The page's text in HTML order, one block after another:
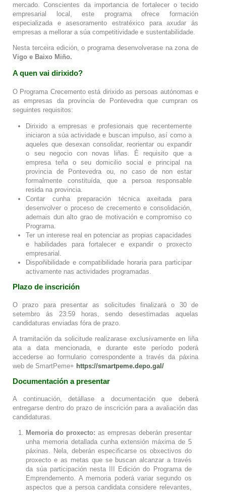
mercado. Conscientes da importancia de fortalecer o tecido
empresarial local, este programa ofrece formación
especializada e asesoramento estratéxico para axudar ás
empresas a mellorar a súa competitividade e sustentabilidade.
Nesta terceira edición, o programa desenvolverase na zona de
Vigo e Baixo Miño.
A quen vai dirixido?
O Programa Crecemento está dirixido as persoas autónomas e
as empresas da provincia de Pontevedra que cumpran os
seguintes requisitos:
Dirixido a empresas e profesionais que recentemente
iniciaron a súa actividade e buscan impulso, así como a
aqueles que desexan consolidar, reorientar ou expandir
o seu negocio con novas liñas. É requisito que a
empresa teña o seu domicilio social e principal na
provincia de Pontevedra ou, no caso de non estar
formalmente constituída, que a persoa responsable
resida na provincia.
Contar cunha preparación técnica axeitada para
desenvolver o proceso de crecemento e consolidación,
ademais dun alto grao de motivación e compromiso co
Programa.
Ter un interese real en potenciar as propias capacidades
e habilidades para fortalecer e expandir o proxecto
empresarial.
Dispoñibilidade e compatibilidade horaria para participar
activamente nas actividades programadas.
Plazo de inscrición
O prazo para presentar as solicitudes finalizará o 30 de
setembro ás 23:59 horas, sendo desestimadas aquelas
candidaturas enviadas fóra de prazo.
A tramitación da solicitude realizarase exclusivamente en liña
ata a data mencionada, e durante este período poderá
accederse ao formulario correspondente a través da páxina
web de SmartPeme+ https://smartpeme.depo.gal/
Documentación a presentar
A continuación, detállase a documentación que deberá
entregarse dentro do prazo de inscrición para a avaliación das
candidaturas.
Memoria do proxecto: as empresas deberán presentar
unha memoria detallada cunha extensión máxima de 5
páxinas. Nela, deberán especificarse os obxectivos do
proxecto e as metas que se buscan alcanzar a través
da súa participación nesta III Edición do Programa de
Emprendemento. A memoria poderá variar segundo os
aspectos que a persoa candidata considere relevantes,